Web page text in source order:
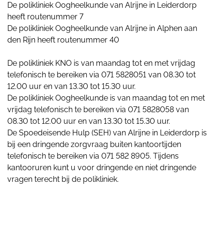
De polikliniek Oogheelkunde van Alrijne in Leiderdorp
heeft routenummer 7
De polikliniek Oogheelkunde van Alrijne in Alphen aan
den Rijn heeft routenummer 40
De polikliniek KNO is van maandag tot en met vrijdag
telefonisch te bereiken via 071 5828051 van 08.30 tot
12.00 uur en van 13.30 tot 15.30 uur.
De polikliniek Oogheelkunde is van maandag tot en met
vrijdag telefonisch te bereiken via 071 5828058 van
08.30 tot 12.00 uur en van 13.30 tot 15.30 uur.
De Spoedeisende Hulp (SEH) van Alrijne in Leiderdorp is
bij een dringende zorgvraag buiten kantoortijden
telefonisch te bereiken via 071 582 8905. Tijdens
kantooruren kunt u voor dringende en niet dringende
vragen terecht bij de polikliniek.